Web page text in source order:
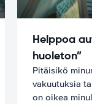
Helppoa
huoleton”
Pitäisikö
vakuutuksia
on oikea